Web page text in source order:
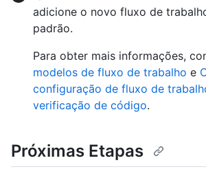
adicione o novo fluxo de
padrão.
Para obter mais informações,
modelos de fluxo de trabalho e
configuração de fluxo de
verificação de código.
Próximas Etapas